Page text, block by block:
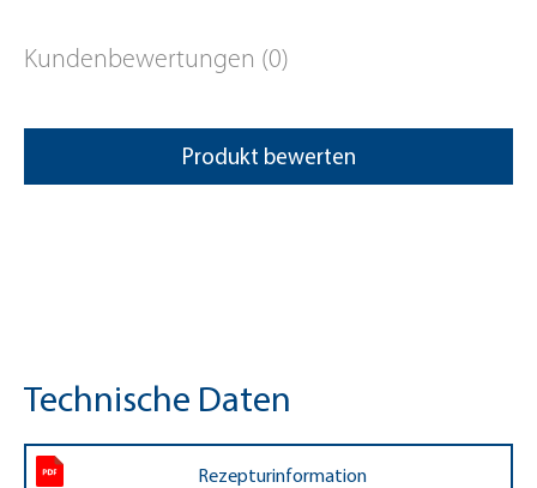
Kundenbewertungen (0)
Produkt bewerten
Technische Daten
Rezepturinformation